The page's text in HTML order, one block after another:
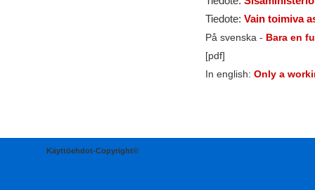
Tiedote: Vain toimiva
På svenska - Bara en
[pdf]
In english: Only a
Käyttöehdot-Copyright©